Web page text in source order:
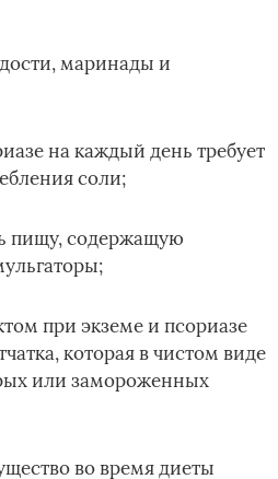
маринады и
на каждый день требует
соли;
пищу, содержащую
при экземе и псориазе
которая в чистом виде
или замороженных
во время диеты